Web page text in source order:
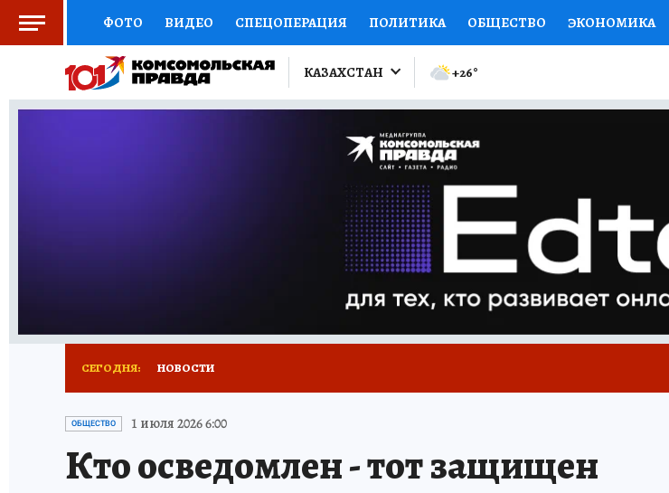
ФОТО ВИДЕО СПЕЦОПЕРАЦИЯ ПОЛИТИКА ОБЩЕСТВО ЭКОНОМИКА
КИТАЙСКИЙ ВЗГЛЯД НАУКА КИТАЙСКИЙ ВЗГЛЯД
ДОКТОР ОТКРЫВАЕМ МИР СЕМЬЯ ЖЕНСКИЕ СЕКРЕТЫ КНИЖНАЯ ПОЛКА
ДЕФИЦИТ ЖЕЛЕЗА
ВСЕ О КП РАДИО КП РЕКЛАМА ТЕСТЫ
КАЗАХСТАН +26°
СЕГОДНЯ: НОВОСТИ
ОБЩЕСТВО 1 июля 2026 6:00
Кто осведомлен ­- тот защищен